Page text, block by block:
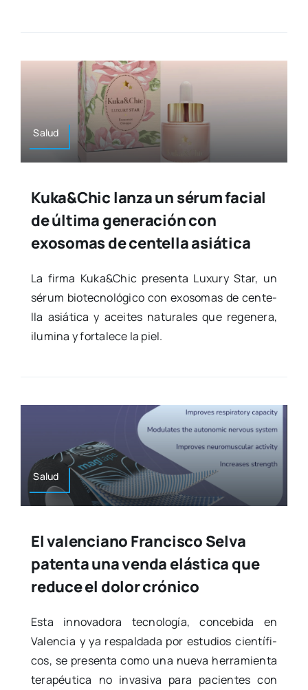
Salud
Kuka&Chic lanza un sérum facial
de última generación con
exosomas de centella asiática
La fir­ma Kuka&Chic pre­sen­ta Luxury Star, un
sérum bio­tec­no­ló­gi­co con exoso­mas de cen­te­
lla asiá­ti­ca y acei­tes natu­ra­les que rege­ne­ra,
ilu­mi­na y for­ta­le­ce la piel.
Salud
El valenciano Francisco Selva
patenta una venda elástica que
reduce el dolor crónico
Esta inno­va­do­ra tec­no­lo­gía, con­ce­bi­da en
Valen­cia y ya res­pal­da­da por estu­dios cien­tí­fi­
cos, se pre­sen­ta como una nue­va herra­mien­ta
tera­péu­ti­ca no inva­si­va para pacien­tes con